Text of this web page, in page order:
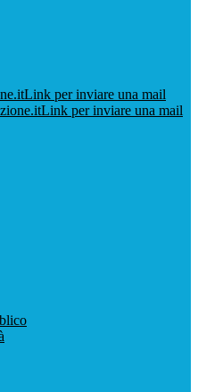
Link per inviare una mail
Link per inviare una mail